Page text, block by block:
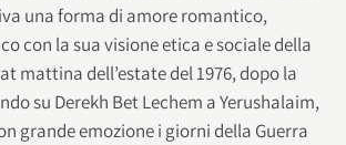
una forma di amore romantico,
con la sua visione etica e sociale della
mattina dell’estate del 1976, dopo la
su Derekh Bet Lechem a Yerushalaim,
grande emozione i giorni della Guerra